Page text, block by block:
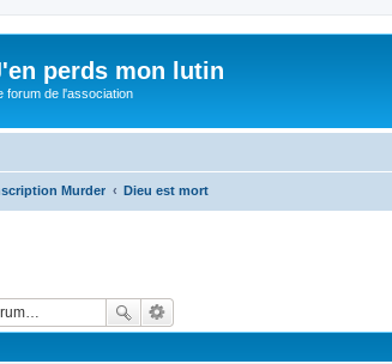
perds mon lutin
forum de l'association
Murder Dieu est mort